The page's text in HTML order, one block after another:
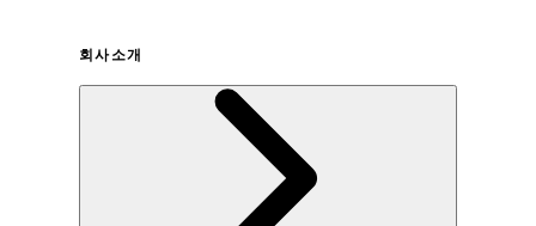
회사소개